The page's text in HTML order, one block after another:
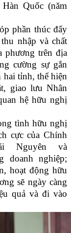
Quốc (năm
phần thúc đẩy
nhập và chất
phương trên địa
cường sự gắn
hai tỉnh, thể hiện
giao lưu Nhân
hệ hữu nghị
tình hữu nghị
cực của Chính
Nguyên và
doanh nghiệp;
hoạt động hữu
sẽ ngày càng
quả và đi vào